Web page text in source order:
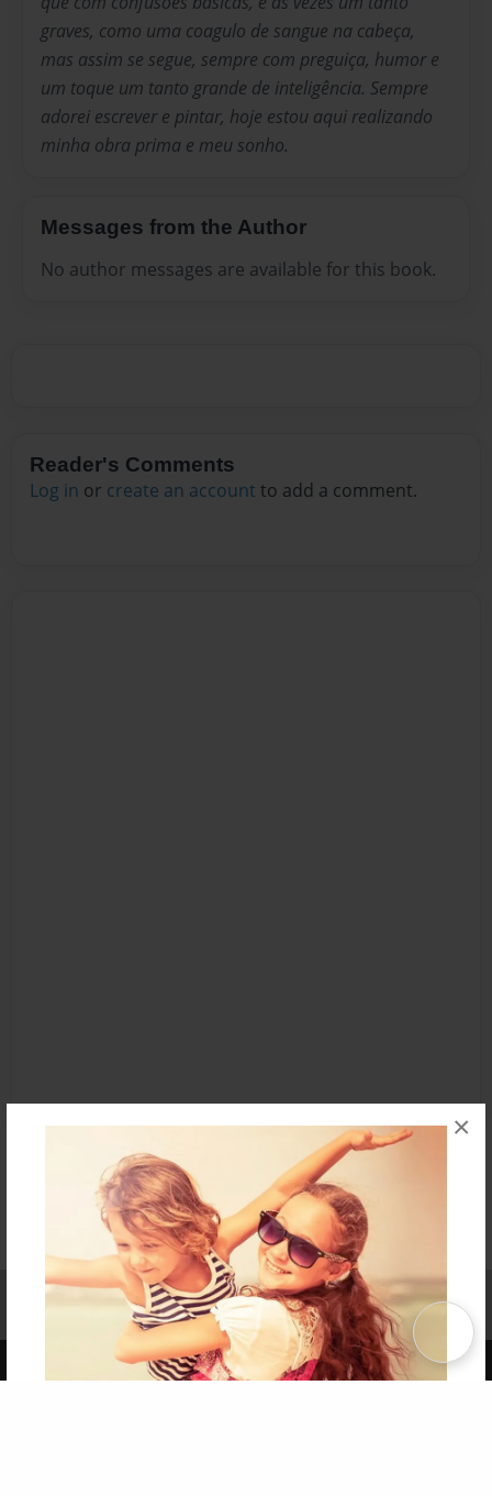
×
graves, como uma coagulo de sangue na cabeça,
mas assim se segue, sempre com preguiça, humor e
um toque um tanto grande de inteligência. Sempre
adorei escrever e pintar, hoje estou aqui realizando
minha obra prima e meu sonho.
Messages from the Author
No author messages are available for this book.
Reader's Comments
Log in or create an account to add a comment.
Affiliate Program Contact Us About Us
Privacy Policy
Why Bookemon
Copyright 2026 LivePage LLC